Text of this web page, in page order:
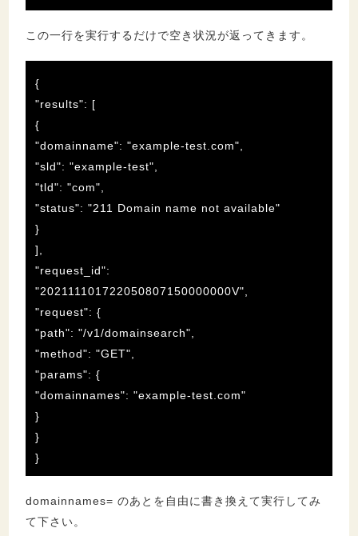
この一行を実行するだけで空き状況が返ってきます。
{
"results": [
{
"domainname": "example-test.com",
"sld": "example-test",
"tld": "com",
"status": "211 Domain name not available"
}
],
"request_id":
"202111101722050807150000000V",
"request": {
"path": "/v1/domainsearch",
"method": "GET",
"params": {
"domainnames": "example-test.com"
}
}
}
domainnames= のあとを自由に書き換えて実行してみ
て下さい。